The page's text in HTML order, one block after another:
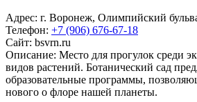
Адрес: г. Воронеж, Олимпийский
Телефон: +7 (906) 676-67-18
Сайт: bsvrn.ru
Описание: Место для прогулок среди
видов растений. Ботанический сад
образовательные программы,
нового о флоре нашей планеты.